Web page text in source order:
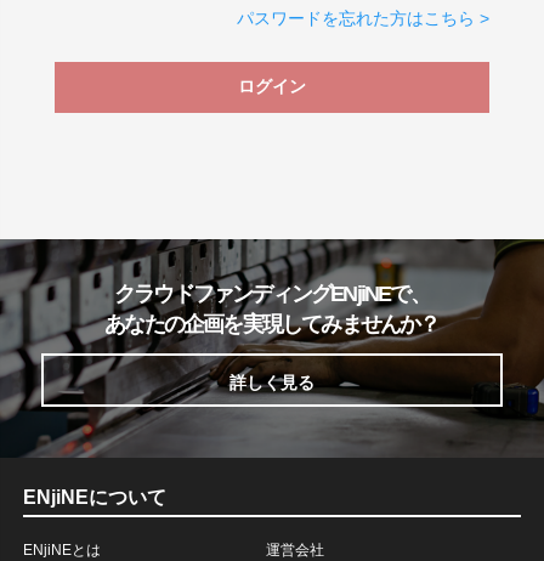
パスワードを忘れた方はこちら >
ログイン
クラウドファンディングENjiNEで、
あなたの企画を実現してみませんか？
詳しく見る
ENjiNEについて
ENjiNEとは 運営会社